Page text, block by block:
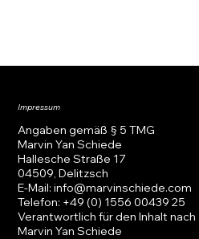
Impressum
Angaben gemäß § 5 TMG
Marvin Yan Schiede
Hallesche Straße 17
04509, Delitzsch
E-Mail: info@marvinschiede.com
Telefon: +49 (0) 1556 00439 25
Verantwortlich für den Inhalt nach
Marvin Yan Schiede